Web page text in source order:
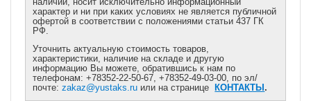
характер и ни при каких условиях не является публичной
офертой в соответствии с положениями статьи 437 ГК
РФ.
Уточнить актуальную стоимость товаров,
характеристики, наличие на складе и другую
информацию Вы можете, обратившись к нам по
телефонам: +78352-22-50-67, +78352-49-03-00, по эл/
почте:zakaz@yustaks.ru или на странице КОНТАКТЫ.